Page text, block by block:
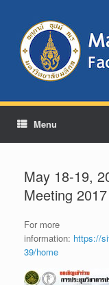
Menu
May 18-19,
Meeting 2017
For more
information: https://
39/home